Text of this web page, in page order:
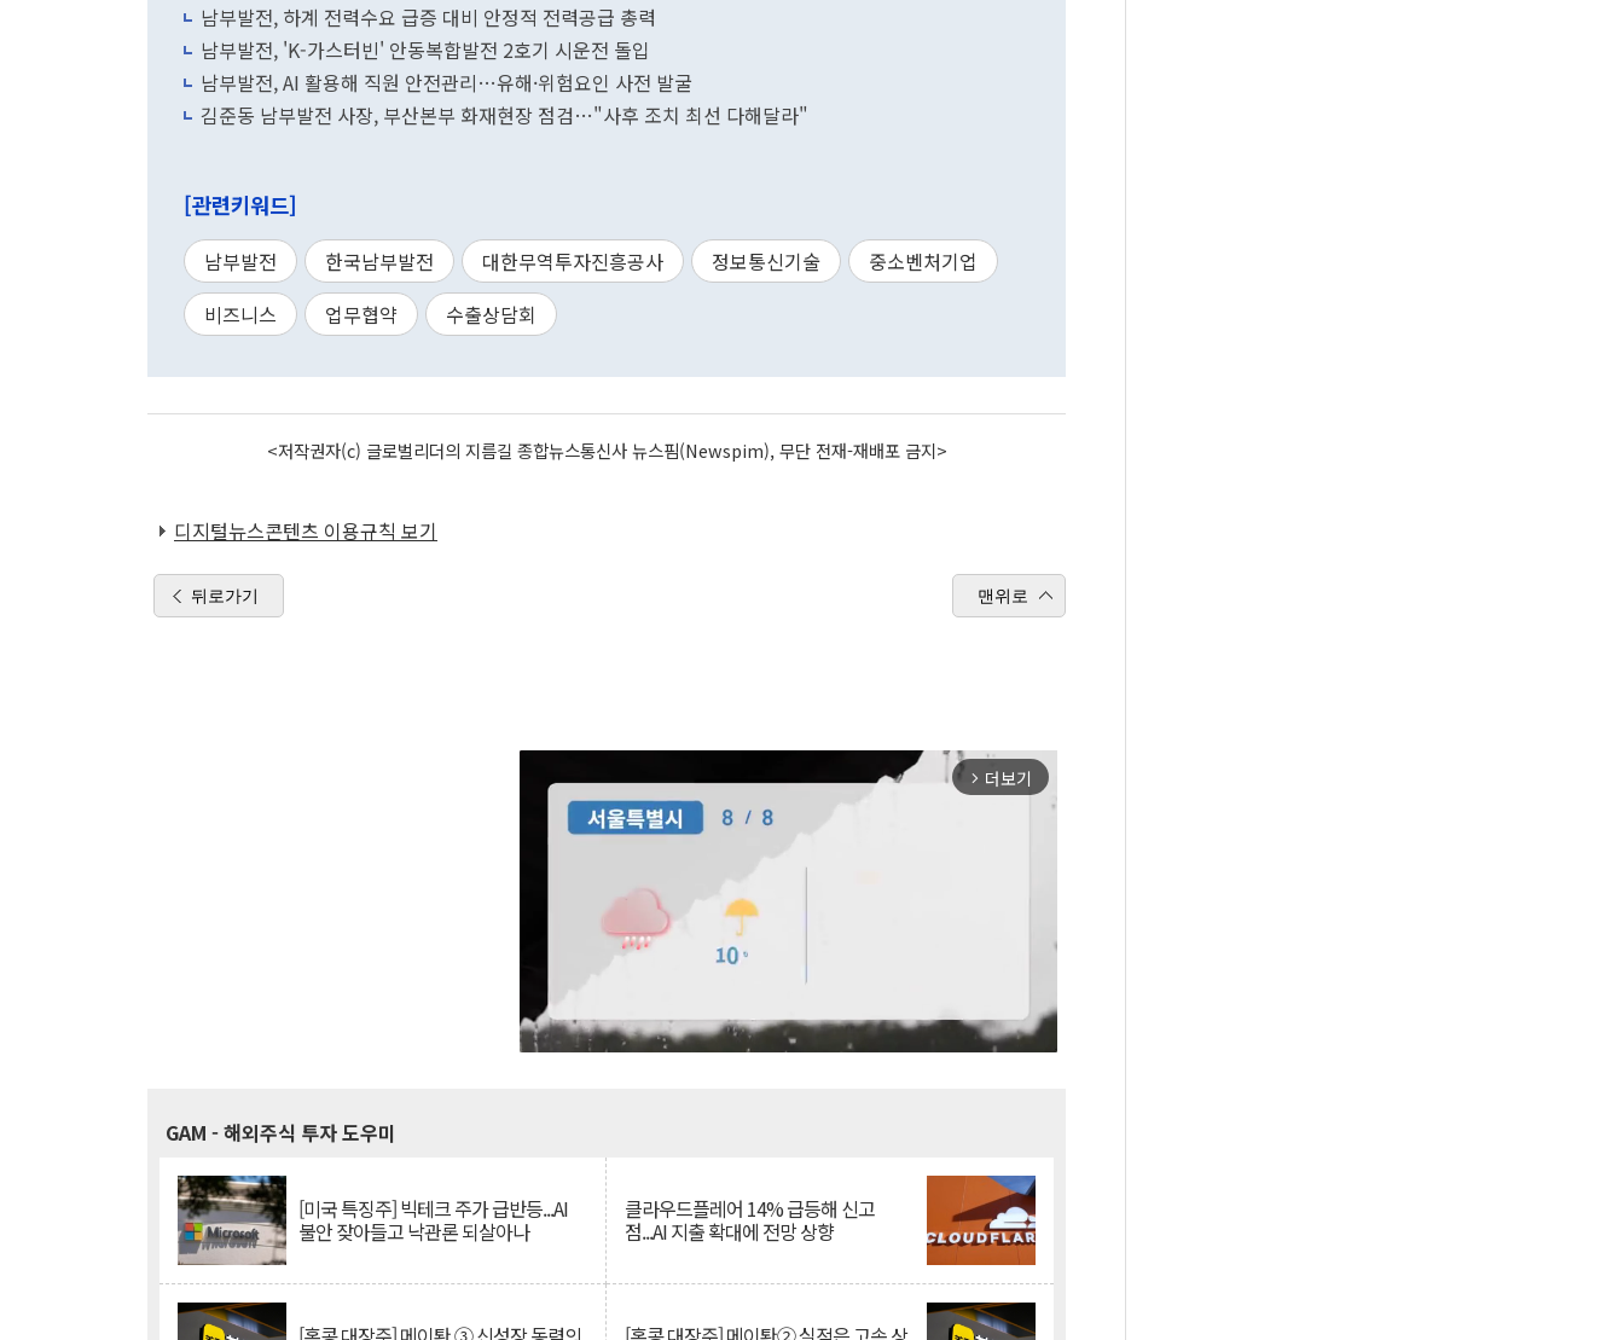
남부발전, 하계 전력수요 급증 대비 안정적 전력공급 총력
남부발전, 'K-가스터빈' 안동복합발전 2호기 시운전 돌입
남부발전, AI 활용해 직원 안전관리…유해·위험요인 사전 발굴
김준동 남부발전 사장, 부산본부 화재현장 점검…"사후 조치 최선 다해달라"
[관련키워드]
남부발전 한국남부발전 대한무역투자진흥공사 정보통신기술
중소벤처기업
비즈니스
업무협약 수출상담회
<저작권자(c) 글로벌리더의 지름길 종합뉴스통신사 뉴스핌(Newspim), 무단 전재-재배포 금지>
디지털뉴스콘텐츠 이용규칙 보기
뒤로가기 맨위로
arrow_forward_ios 더보기
GAM - 해외주식 투자 도우미
[미국 특징주] 빅테크 주가 급반등...AI
불안 잦아들고 낙관론 되살아나
클라우드플레어 14% 급등해 신고
점...AI 지출 확대에 전망 상향